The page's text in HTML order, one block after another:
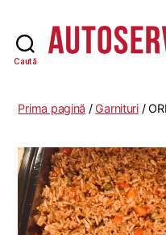
Caută
Prima pagină /Garnituri/